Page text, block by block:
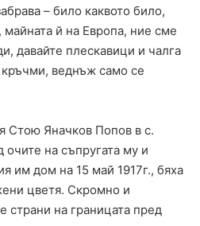
– било каквото било,
й на Европа, ние сме
давайте плескавици и чалга
веднъж само се
Стою Яначков Попов в с.
на съпругата му и
им дом на 15 май 1917г., бяха
цветя. Скромно и
страни на границата пред